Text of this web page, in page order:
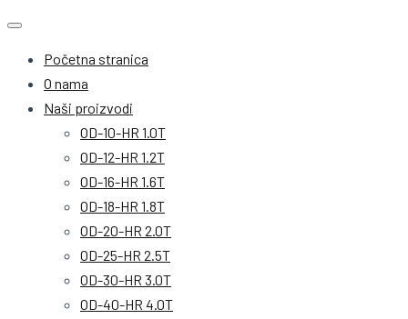
Početna stranica
O nama
Naši proizvodi
OD-10-HR 1.0T
OD-12-HR 1.2T
OD-16-HR 1.6T
OD-18-HR 1.8T
OD-20-HR 2.0T
OD-25-HR 2.5T
OD-30-HR 3.0T
OD-40-HR 4.0T